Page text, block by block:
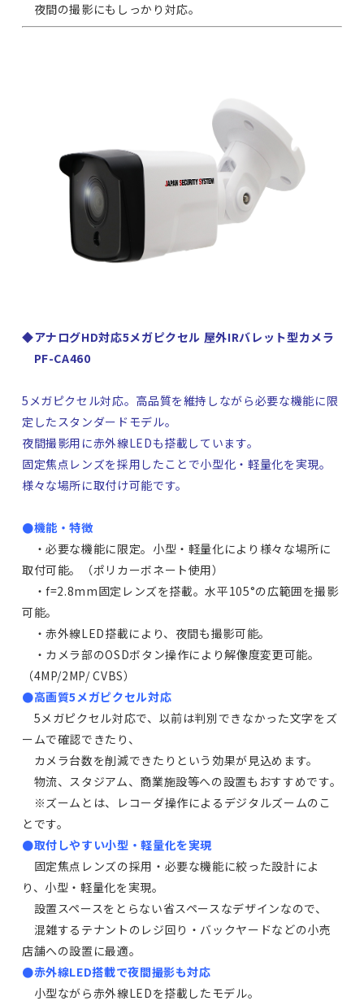
夜間の撮影にもしっかり対応。
◆アナログHD対応5メガピクセル 屋外IRバレット型カメラ
PF-CA460
5メガピクセル対応。高品質を維持しながら必要な機能に限
定したスタンダードモデル。
夜間撮影用に赤外線LEDも搭載しています。
固定焦点レンズを採用したことで小型化・軽量化を実現。
様々な場所に取付け可能です。
●機能・特徴
・必要な機能に限定。小型・軽量化により様々な場所に
取付可能。（ポリカーボネート使用）
・f=2.8mm固定レンズを搭載。水平105°の広範囲を撮影
可能。
・赤外線LED搭載により、夜間も撮影可能。
・カメラ部のOSDボタン操作により解像度変更可能。
（4MP/2MP/ CVBS）
●高画質5メガピクセル対応
5メガピクセル対応で、以前は判別できなかった文字をズ
ームで確認できたり、
カメラ台数を削減できたりという効果が見込めます。
物流、スタジアム、商業施設等への設置もおすすめです。
※ズームとは、レコーダ操作によるデジタルズームのこ
とです。
●取付しやすい小型・軽量化を実現
固定焦点レンズの採用・必要な機能に絞った設計によ
り、小型・軽量化を実現。
設置スペースをとらない省スペースなデザインなので、
混雑するテナントのレジ回り・バックヤードなどの小売
店舗への設置に最適。
●赤外線LED搭載で夜間撮影も対応
小型ながら赤外線LEDを搭載したモデル。